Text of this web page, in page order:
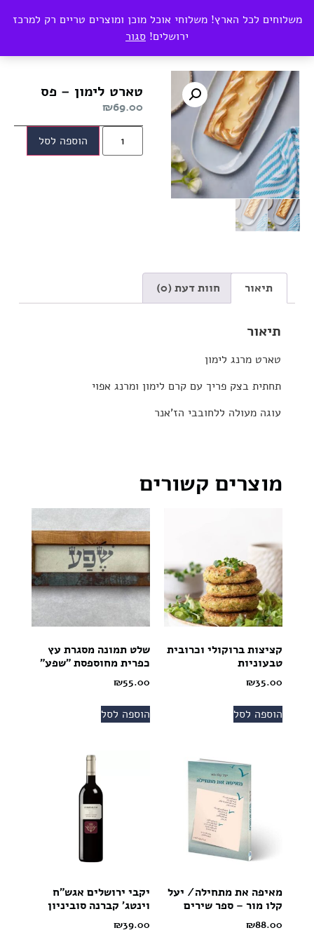
משלוחים לכל הארץ! משלוחי אוכל מוכן ומוצרים טריים רק למרכז
ירושלים! סגור
₪0.00
טארט לימון – פס
₪69.00
הוספה לסל
תיאור חוות דעת (0)
תיאור
טארט מרנג לימון
תחתית בצק פריך עם קרם לימון ומרנג אפוי
עוגה מעולה ללחובבי הז'אנר
מוצרים קשורים
קציצות ברוקולי וכרובית
טבעוניות
₪35.00
הוספה לסל
שלט תמונה מסגרת עץ
כפרית מחוספסת "שפע"
₪55.00
הוספה לסל
מאיפה את מתחילה/ יעל
קלו מור – ספר שירים
₪88.00
יקבי ירושלים אגש"ח
וינטג' קברנה סוביניון
₪39.00